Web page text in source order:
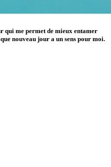
qui me permet de mieux entamer
nouveau jour a un sens pour moi.